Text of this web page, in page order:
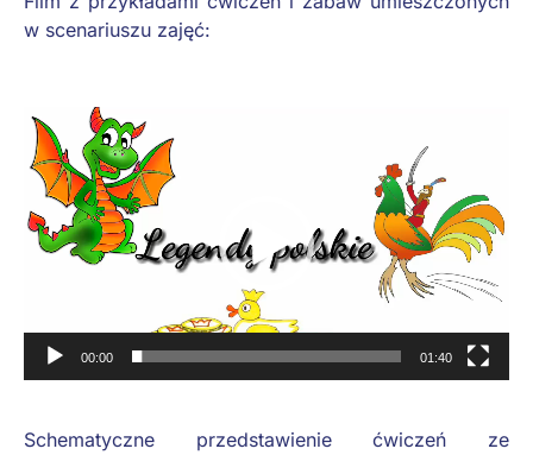
w scenariuszu zajęć:
Odtwarzacz
video
00:00 01:40
Schematyczne przedstawienie ćwiczeń ze